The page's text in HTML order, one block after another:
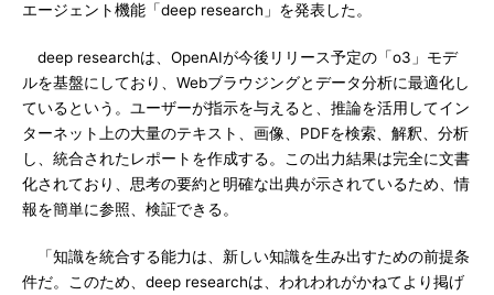
エージェント機能「deep research」を発表した。
deep researchは、OpenAIが今後リリース予定の「o3」モデ
ルを基盤にしており、Webブラウジングとデータ分析に最適化し
ているという。ユーザーが指示を与えると、推論を活用してイン
ターネット上の大量のテキスト、画像、PDFを検索、解釈、分析
し、統合されたレポートを作成する。この出力結果は完全に文書
化されており、思考の要約と明確な出典が示されているため、情
報を簡単に参照、検証できる。
「知識を統合する能力は、新しい知識を生み出すための前提条
件だ。このため、deep researchは、われわれがかねてより掲げ